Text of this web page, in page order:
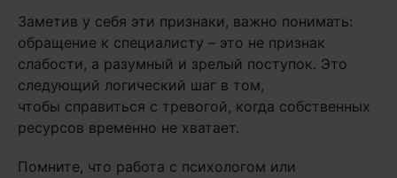
Заметив у себя эти признаки, важно понимать:
обращение к специалисту – это не признак
слабости, а разумный и зрелый поступок. Это
следующий логический шаг в том,
чтобы справиться с тревогой, когда собственных
ресурсов временно не хватает.
Помните, что работа с психологом или